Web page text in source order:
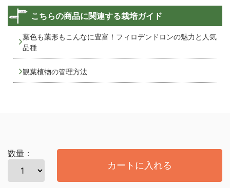
こちらの商品に関連する栽培ガイド
葉色も葉形もこんなに豊富！フィロデンドロンの魅力と人気
品種
観葉植物の管理方法
数量：
カートに入れる